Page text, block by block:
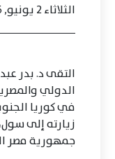
الثلاثاء 2 يونيو, 2026
التقى د. بدر
الدولي
زيارته إلى
جمهورية مصر